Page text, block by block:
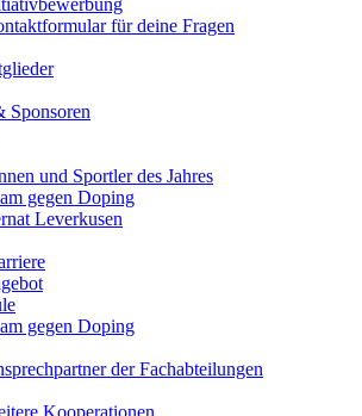
für deine Fragen
Sponsoren
und Sportler des Jahres
gegen Doping
Leverkusen
gegen Doping
der Fachabteilungen
Kooperationen